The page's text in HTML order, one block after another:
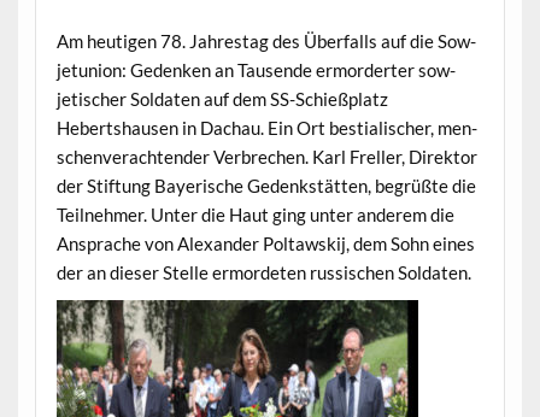
Am heuti­gen 78. Jahrestag des Über­falls auf die Sow­
je­tu­nion: Gedenken an Tausende ermordert­er sow­
jetis­ch­er Sol­dat­en auf dem SS-Schieß­platz
Hebertshausen in Dachau. Ein Ort bes­tialis­ch­er, men­
schen­ver­ach­t­en­der Ver­brechen. Karl Freller, Direk­tor
der Stiftung Bay­erische Gedenkstät­ten, begrüßte die
Teil­nehmer. Unter die Haut ging unter anderem die
Ansprache von Alexan­der Poltawskij, dem Sohn eines
der an dieser Stelle ermorde­ten rus­sis­chen Soldaten.